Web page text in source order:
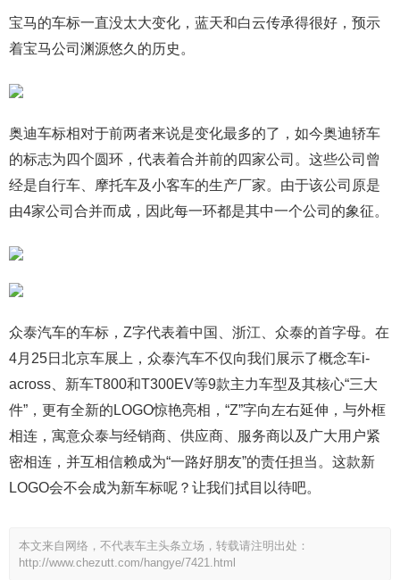
宝马的车标一直没太大变化，蓝天和白云传承得很好，预示
着宝马公司渊源悠久的历史。
奥迪车标相对于前两者来说是变化最多的了，如今奥迪轿车
的标志为四个圆环，代表着合并前的四家公司。这些公司曾
经是自行车、摩托车及小客车的生产厂家。由于该公司原是
由4家公司合并而成，因此每一环都是其中一个公司的象征。
众泰汽车的车标，Z字代表着中国、浙江、众泰的首字母。在
4月25日北京车展上，众泰汽车不仅向我们展示了概念车i-
across、新车T800和T300EV等9款主力车型及其核心“三大
件”，更有全新的LOGO惊艳亮相，“Z”字向左右延伸，与外框
相连，寓意众泰与经销商、供应商、服务商以及广大用户紧
密相连，并互相信赖成为“一路好朋友”的责任担当。这款新
LOGO会不会成为新车标呢？让我们拭目以待吧。
本文来自网络，不代表车主头条立场，转载请注明出处：
http://www.chezutt.com/hangye/7421.html